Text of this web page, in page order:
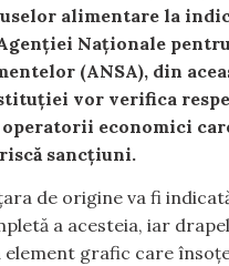
alimentare la
Naționale pentru
(ANSA), din
vor verifica
economici
sancțiuni.
de origine va fi
a acesteia, iar
grafic care